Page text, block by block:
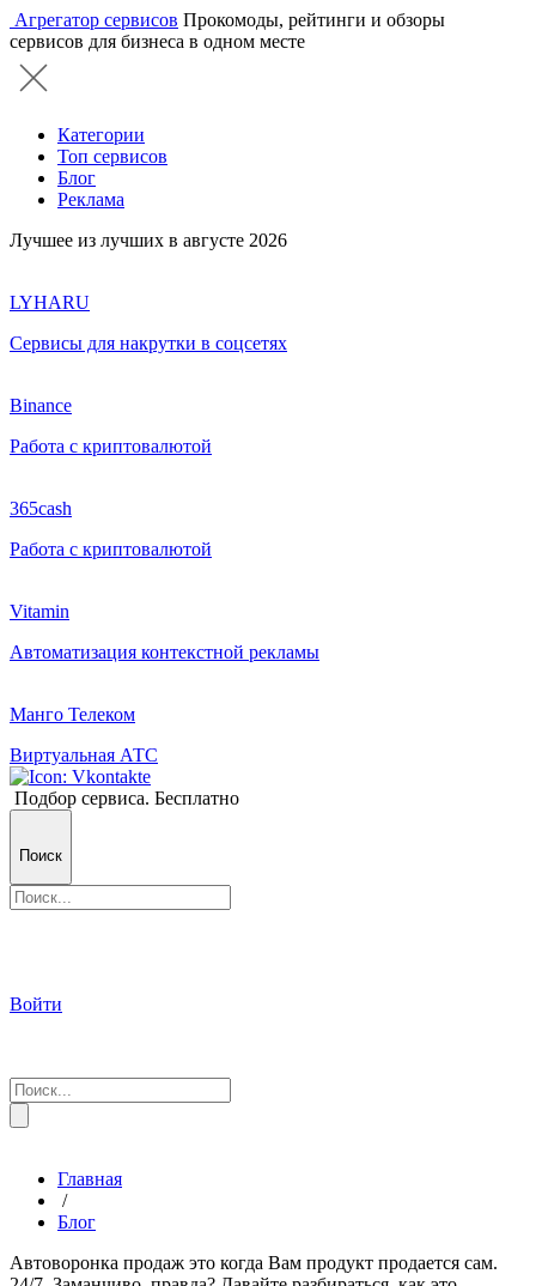
Агрегатор сервисов Прокомоды, рейтинги и обзоры
сервисов для бизнеса в одном месте
Категории
Топ сервисов
Блог
Реклама
Лучшее из лучших в августе 2026
LYHARU
Сервисы для накрутки в соцсетях
Binance
Работа с криптовалютой
365cash
Работа с криптовалютой
Vitamin
Автоматизация контекстной рекламы
Манго Телеком
Виртуальная АТС
Подбор сервиса. Бесплатно
Поиск
Войти
Главная
/
Блог
Автоворонка продаж это когда Вам продукт продается сам.